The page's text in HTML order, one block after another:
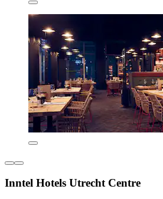
Inntel Hotels Utrecht Centre